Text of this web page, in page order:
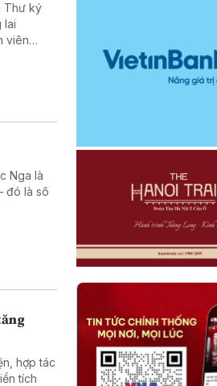
Thư ký
lai
viên
Nga là
đó là sô
hợp tác
tích